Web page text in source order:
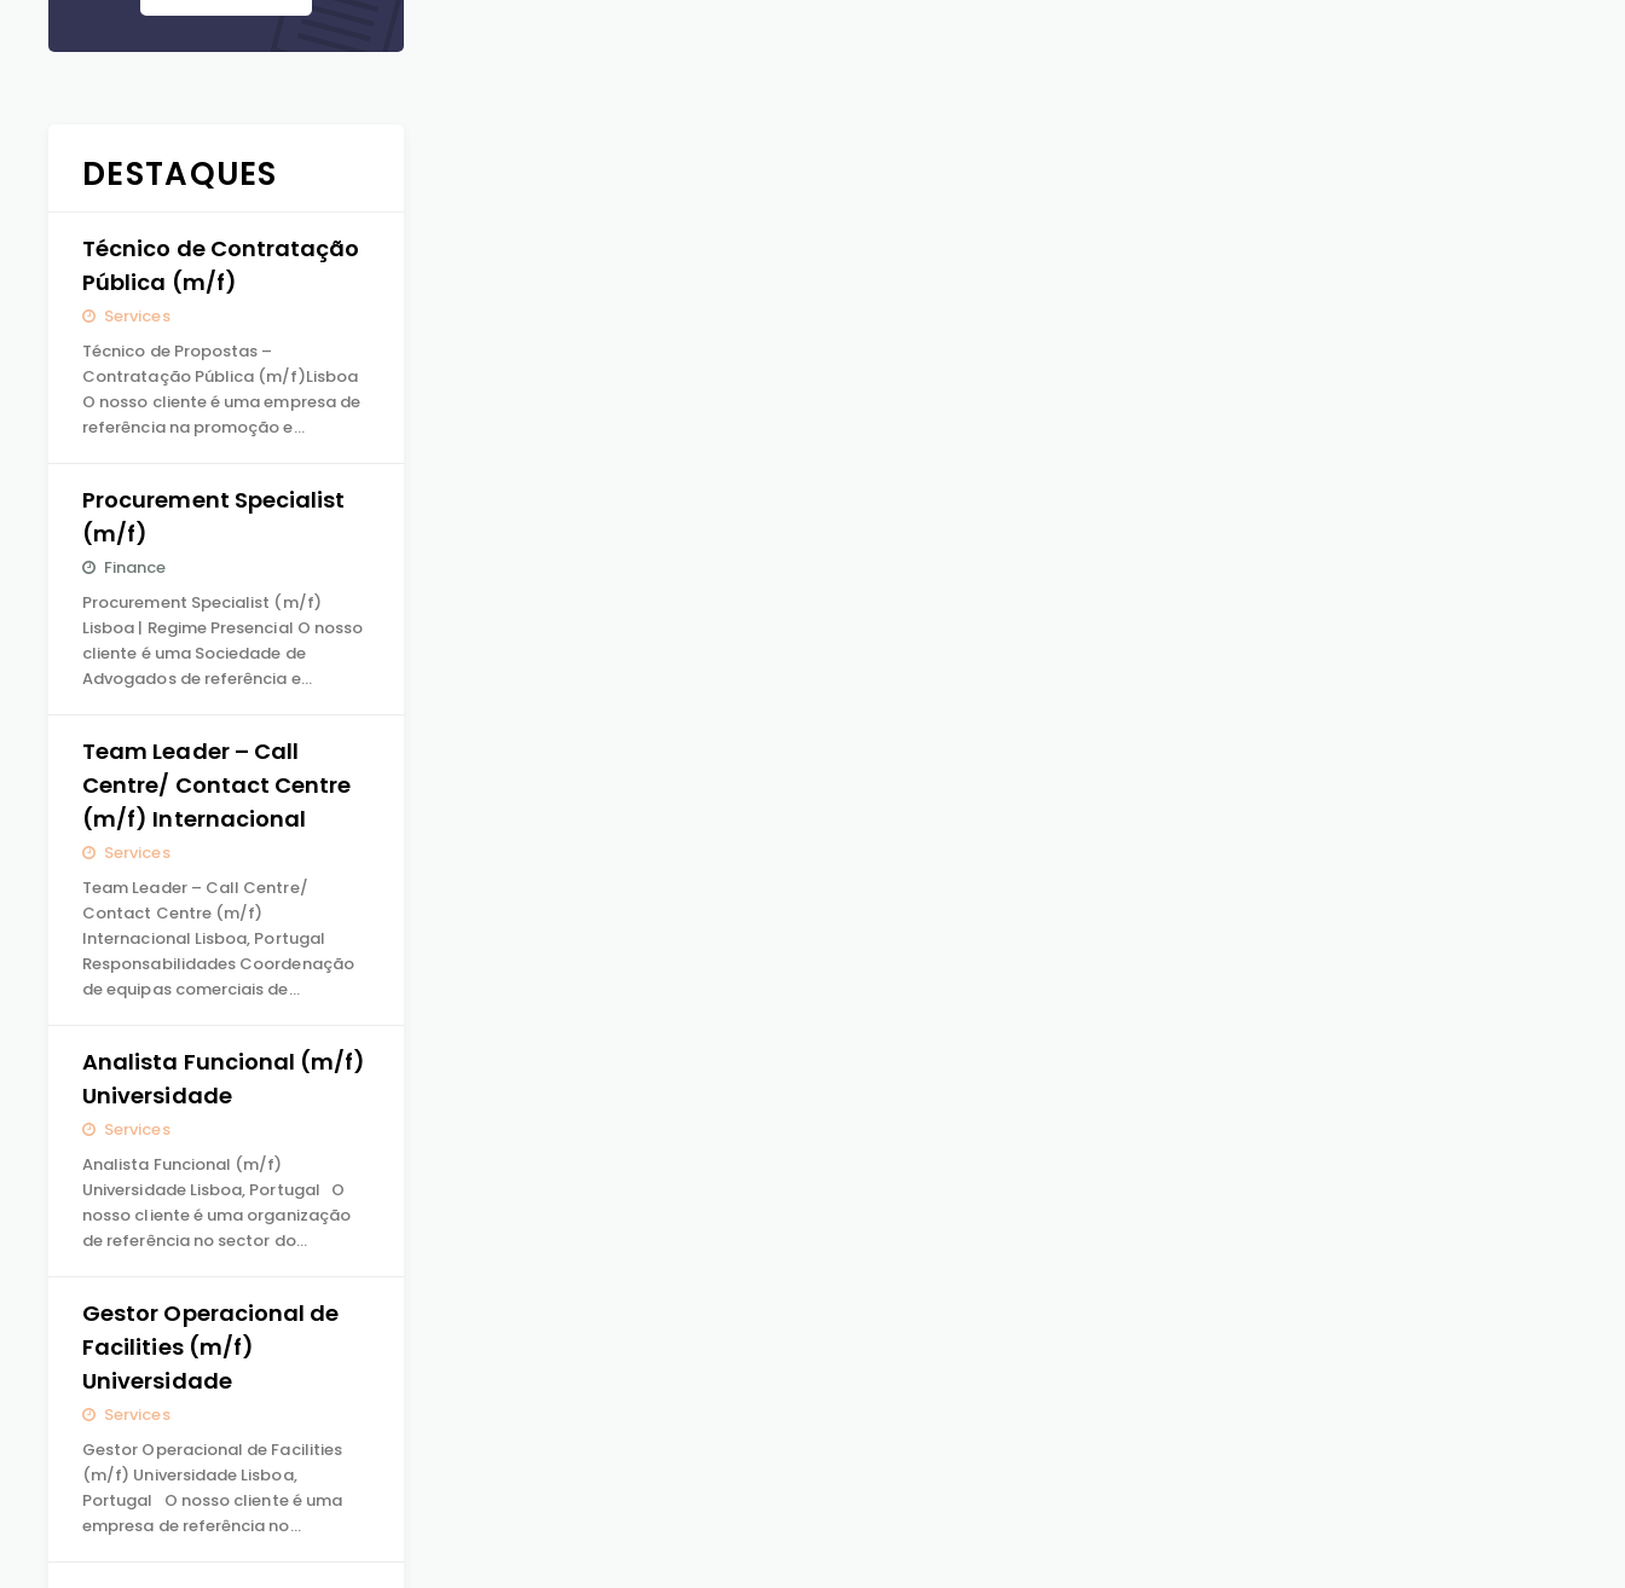
DESTAQUES
Técnico de Contratação
Pública (m/f)
Services
Técnico de Propostas –
Contratação Pública (m/f)Lisboa
O nosso cliente é uma empresa de
referência na promoção e…
Procurement Specialist
(m/f)
Finance
Procurement Specialist (m/f)
Lisboa | Regime Presencial O nosso
cliente é uma Sociedade de
Advogados de referência e…
Team Leader – Call
Centre/ Contact Centre
(m/f) Internacional
Services
Team Leader – Call Centre/
Contact Centre (m/f)
Internacional Lisboa, Portugal
Responsabilidades Coordenação
de equipas comerciais de…
Analista Funcional (m/f)
Universidade
Services
Analista Funcional (m/f)
Universidade Lisboa, Portugal O
nosso cliente é uma organização
de referência no sector do…
Gestor Operacional de
Facilities (m/f)
Universidade
Services
Gestor Operacional de Facilities
(m/f) Universidade Lisboa,
Portugal O nosso cliente é uma
empresa de referência no…